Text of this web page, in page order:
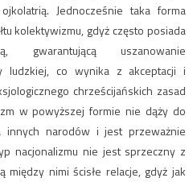
Jednocześnie taka forma
kolektywizmu, gdyż często posiada
gwarantującą uszanowanie
ludzkiej, co wynika z akceptacji i
chrześcijańskich zasad
w powyższej formie nie dąży do
innych narodów i jest przeważnie
nacjonalizmu nie jest sprzeczny z
między nimi ścisłe relacje, gdyż jak